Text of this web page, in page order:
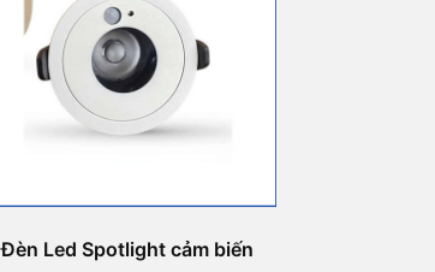
Đèn Led Spotlight cảm biến